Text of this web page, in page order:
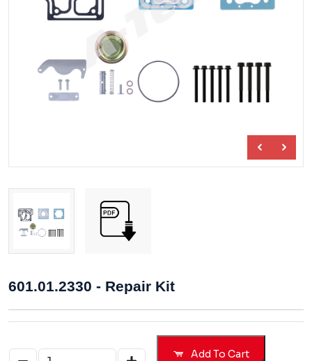
601.01.2330 - Repair Kit
Add To Cart